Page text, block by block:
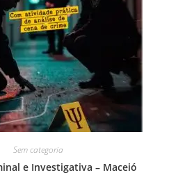
Sem categoria
e Investigativa – Maceió